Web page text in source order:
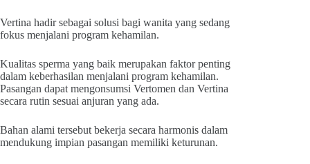
Vertina hadir sebagai solusi bagi wanita yang sedang
fokus menjalani program kehamilan.
Kualitas sperma yang baik merupakan faktor penting
dalam keberhasilan menjalani program kehamilan.
Pasangan dapat mengonsumsi Vertomen dan Vertina
secara rutin sesuai anjuran yang ada.
Bahan alami tersebut bekerja secara harmonis dalam
mendukung impian pasangan memiliki keturunan.